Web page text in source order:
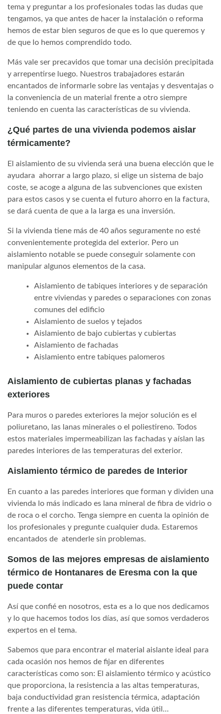
tema y preguntar a los profesionales todas las dudas que
tengamos, ya que antes de hacer la instalación o reforma
hemos de estar bien seguros de que es lo que queremos y
de que lo hemos comprendido todo.
Más vale ser precavidos que tomar una decisión precipitada
y arrepentirse luego. Nuestros trabajadores estarán
encantados de informarle sobre las ventajas y desventajas o
la conveniencia de un material frente a otro siempre
teniendo en cuenta las características de su vivienda.
¿Qué partes de una vivienda podemos aislar
térmicamente?
El aislamiento de su vivienda será una buena elección que le
ayudara ahorrar a largo plazo, si elige un sistema de bajo
coste, se acoge a alguna de las subvenciones que existen
para estos casos y se cuenta el futuro ahorro en la factura,
se dará cuenta de que a la larga es una inversión.
Si la vivienda tiene más de 40 años seguramente no esté
convenientemente protegida del exterior. Pero un
aislamiento notable se puede conseguir solamente con
manipular algunos elementos de la casa.
Aislamiento de tabiques interiores y de separación
entre viviendas y paredes o separaciones con zonas
comunes del edificio
Aislamiento de suelos y tejados
Aislamiento de bajo cubiertas y cubiertas
Aislamiento de fachadas
Aislamiento entre tabiques palomeros
Aislamiento de cubiertas planas y fachadas
exteriores
Para muros o paredes exteriores la mejor solución es el
poliuretano, las lanas minerales o el poliestireno. Todos
estos materiales impermeabilizan las fachadas y aíslan las
paredes interiores de las temperaturas del exterior.
Aislamiento térmico de paredes de Interior
En cuanto a las paredes interiores que forman y dividen una
vivienda lo más indicado es lana mineral de fibra de vidrio o
de roca o el corcho. Tenga siempre en cuenta la opinión de
los profesionales y pregunte cualquier duda. Estaremos
encantados de atenderle sin problemas.
Somos de las mejores empresas de aislamiento
térmico de Hontanares de Eresma con la que
puede contar
Así que confié en nosotros, esta es a lo que nos dedicamos
y lo que hacemos todos los días, así que somos verdaderos
expertos en el tema.
Sabemos que para encontrar el material aislante ideal para
cada ocasión nos hemos de fijar en diferentes
características como son: El aislamiento térmico y acústico
que proporciona, la resistencia a las altas temperaturas,
baja conductividad gran resistencia térmica, adaptación
frente a las diferentes temperaturas, vida útil…